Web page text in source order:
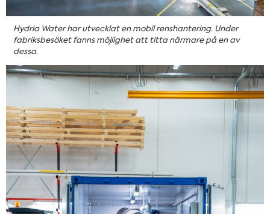
Hydria Water har utvecklat en mobil renshantering. Under
fabriksbesöket fanns möjlighet att titta närmare på en av
dessa.